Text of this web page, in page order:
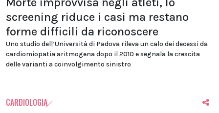
screening riduce i casi ma restano
forme difficili da riconoscere
Uno studio dell’Università di Padova rileva un calo dei decessi da
cardiomiopatia aritmogena dopo il 2010 e segnala la crescita
delle varianti a coinvolgimento sinistro
CARDIOLOGIA